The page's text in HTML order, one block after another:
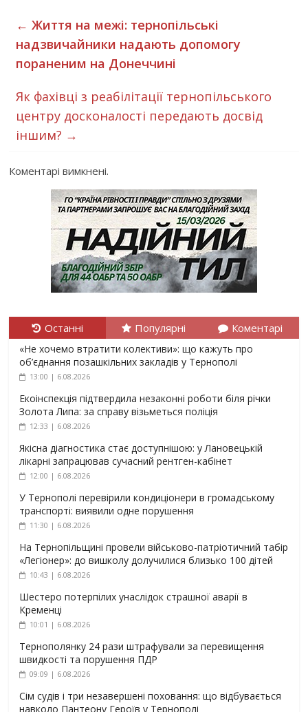
← Життя на межі: тернопільські
надзвичайники надають допомогу
пораненим на Донеччині
Як фахівці з реабілітації тернопільського
центру досконалості передають досвід
іншим? →
Коментарі вимкнені.
Останні Популярні Коментарі
«Не хочемо втратити колективи»: що кажуть про
об’єднання позашкільних закладів у Тернополі
13:00 | 6.08.2026
Екоінспекція підтвердила незаконні роботи біля річки
Золота Липа: за справу візьметься поліція
12:33 | 6.08.2026
Якісна діагностика стає доступнішою: у Лановецькій
лікарні запрацював сучасний рентген-кабінет
12:00 | 6.08.2026
У Тернополі перевірили кондиціонери в громадському
транспорті: виявили одне порушення
11:30 | 6.08.2026
На Тернопільщині провели військово-патріотичний табір
«Легіонер»: до вишколу долучилися близько 100 дітей
10:43 | 6.08.2026
Шестеро потерпілих унаслідок страшної аварії в
Кременці
10:01 | 6.08.2026
Тернополянку 24 рази штрафували за перевищення
швидкості та порушення ПДР
09:09 | 6.08.2026
Сім судів і три незавершені поховання: що відбувається
навколо Пантеону Героїв у Тернополі